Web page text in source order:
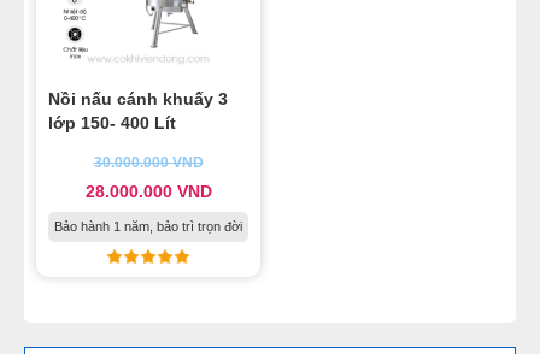
Nồi nấu cánh khuấy 3
lớp 150- 400 Lít
30.000.000VND
28.000.000 VND
Bảo hành 1 năm, bảo trì trọn đời